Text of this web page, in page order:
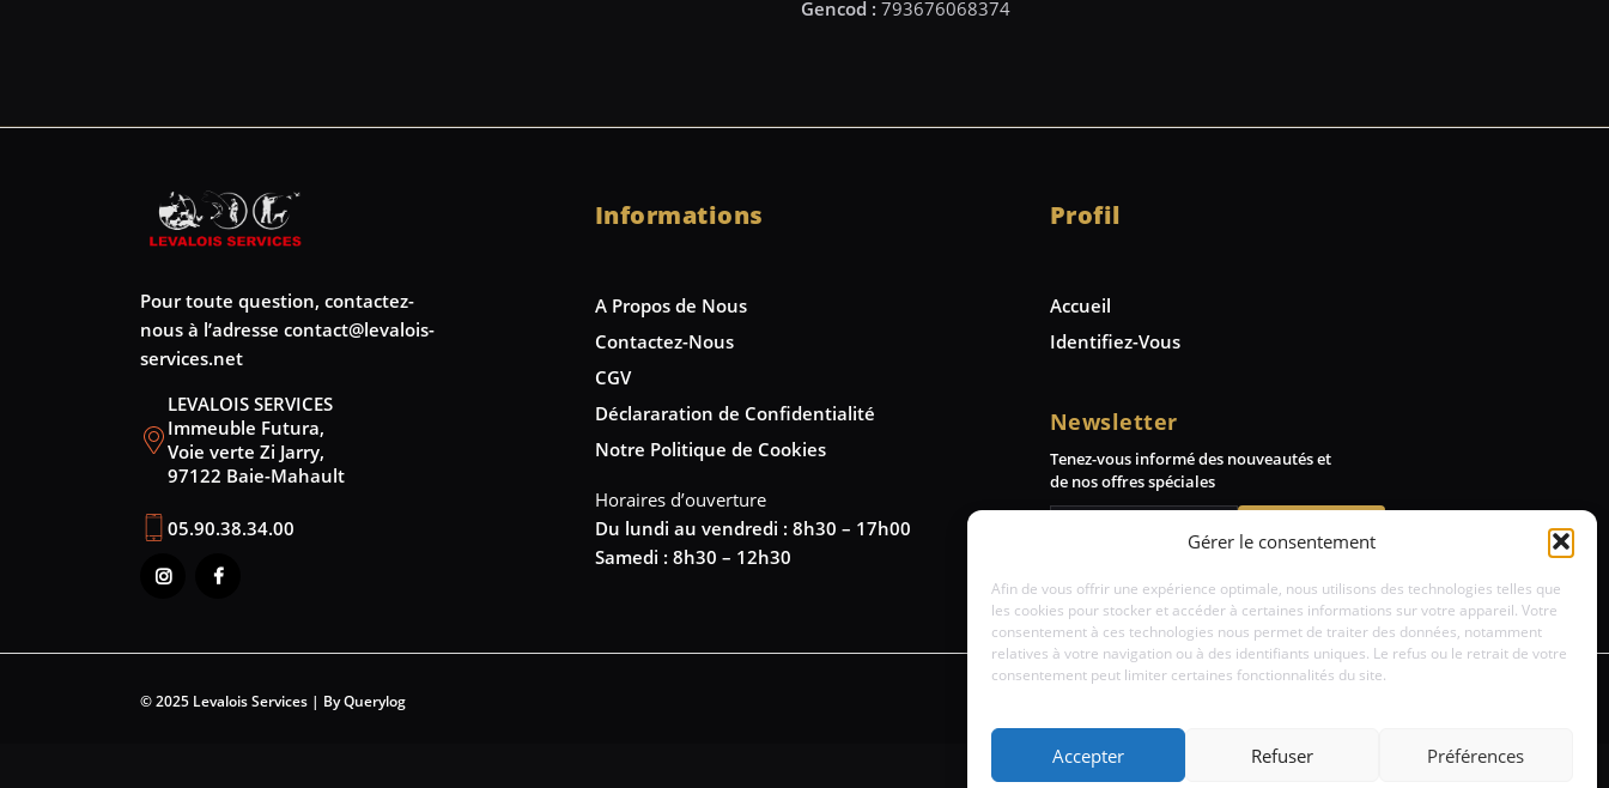
Gérer le consentement
Afin de vous offrir une expérience optimale, nous utilisons des technologies telles que
les cookies pour stocker et accéder à certaines informations sur votre appareil. Votre
consentement à ces technologies nous permet de traiter des données, notamment
relatives à votre navigation ou à des identifiants uniques. Le refus ou le retrait de votre
consentement peut limiter certaines fonctionnalités du site.
Accepter Refuser Préférences
Pour toute question, contactez-
nous à l’adresse contact@levalois-
services.net
LEVALOIS SERVICES
Immeuble Futura,
Voie verte Zi Jarry,
97122 Baie-Mahault
05.90.38.34.00
Informations
A Propos de Nous
Contactez-Nous
CGV
Déclararation de Confidentialité
Notre Politique de Cookies
Horaires d’ouverture
Du lundi au vendredi : 8h30 – 17h00
Samedi : 8h30 – 12h30
Profil
Accueil
Identifiez-Vous
Newsletter
Tenez-vous informé des nouveautés et
de nos offres spéciales
© 2025 Levalois Services | By Querylog